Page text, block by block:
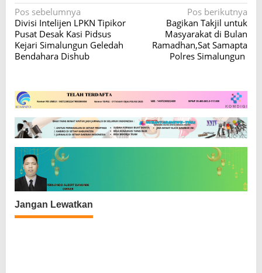
N
a
v
i
a
s
i
p
o
s
Pos sebelumnya
Divisi Intelijen LPKN Tipikor
Pusat Desak Kasi Pidsus
Kejari Simalungun Geledah
Bendahara Dishub
Pos berikutnya
Bagikan Takjil untuk
Masyarakat di Bulan
Ramadhan,Sat Samapta
Polres Simalungun
Jangan Lewatkan